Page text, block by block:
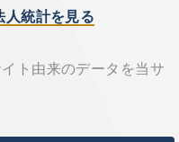
統計を見る
ト由来のデータを当サ